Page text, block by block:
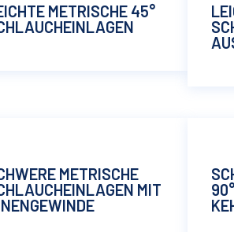
METRISCHE 45°
METRISCHE
MIT
90°